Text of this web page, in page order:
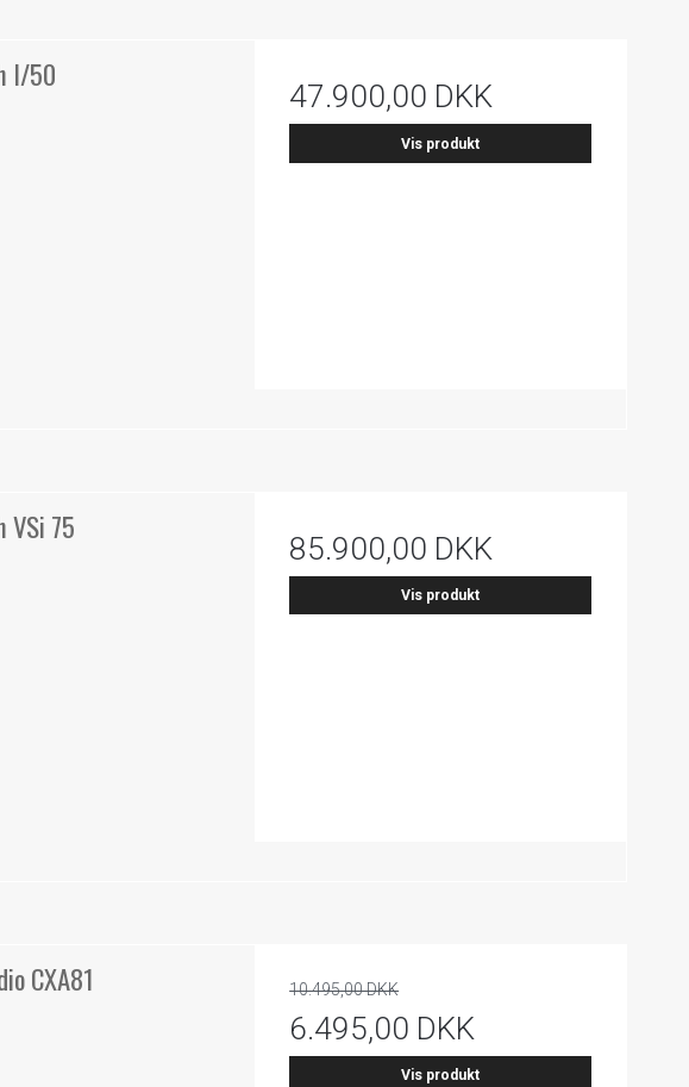
I/50
47.900,00 DKK
Vis produkt
VSi 75
85.900,00 DKK
Vis produkt
CXA81 10.495,00 DKK
6.495,00 DKK
Vis produkt